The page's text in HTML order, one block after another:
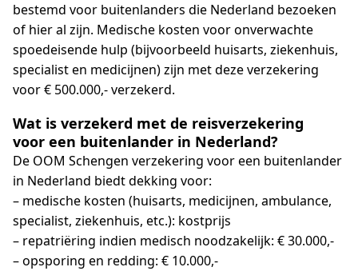
bestemd voor buitenlanders die Nederland bezoeken
of hier al zijn. Medische kosten voor onverwachte
spoedeisende hulp (bijvoorbeeld huisarts, ziekenhuis,
specialist en medicijnen) zijn met deze verzekering
voor € 500.000,- verzekerd.
Wat is verzekerd met de reisverzekering
voor een buitenlander in Nederland?
De OOM Schengen verzekering voor een buitenlander
in Nederland biedt dekking voor:
– medische kosten (huisarts, medicijnen, ambulance,
specialist, ziekenhuis, etc.): kostprijs
– repatriëring indien medisch noodzakelijk: € 30.000,-
– opsporing en redding: € 10.000,-